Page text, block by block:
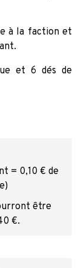
à la faction et
et 6 dés de
= 0,10 € de
être
€.